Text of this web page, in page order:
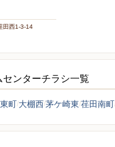
田西1-3-14
ンターチラシ一覧
町 大棚西茅ケ崎東 荏田南町